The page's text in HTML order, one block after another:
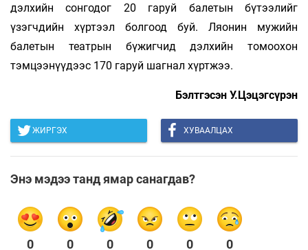
дэлхийн сонгодог 20 гаруй балетын бүтээлийг
үзэгчдийн хүртээл болгоод буй. Ляонин мужийн
балетын театрын бүжигчид дэлхийн томоохон
тэмцээнүүдээс 170 гаруй шагнал хүртжээ.
Бэлтгэсэн У.Цэцэгсүрэн
ЖИРГЭХ ХУВААЛЦАХ
Энэ мэдээ танд ямар санагдав?
0 0 0 0 0 0